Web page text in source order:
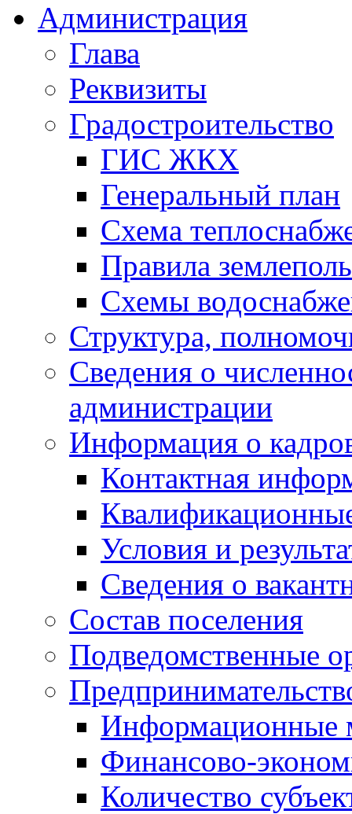
Администрация
Глава
Реквизиты
Градостроительство
ГИС ЖКХ
Генеральный план
Схема
Правила
Схемы
Структура,
Сведения о
администрации
Информация о
Контактная
Условия и
Сведения о
Состав поселения
Подведомственные
Информационные
Финансово-
Количество